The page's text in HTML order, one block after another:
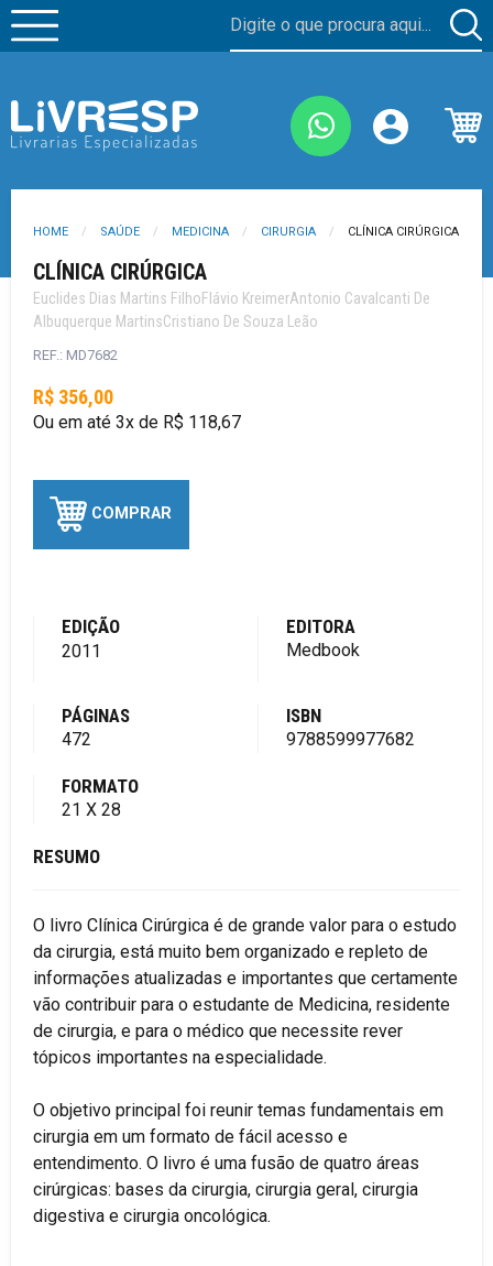
HOME SAÚDE MEDICINA CIRURGIA CLÍNICA CIRÚRGICA
CLÍNICA CIRÚRGICA
Euclides Dias Martins FilhoFlávio KreimerAntonio Cavalcanti De
Albuquerque MartinsCristiano De Souza Leão
REF.: MD7682
R$ 356,00
Ou em até 3x de R$ 118,67
COMPRAR
EDIÇÃO
2011
EDITORA
Medbook
PÁGINAS
472
ISBN
9788599977682
FORMATO
21 X 28
RESUMO
O livro Clínica Cirúrgica é de grande valor para o estudo
da cirurgia, está muito bem organizado e repleto de
informações atualizadas e importantes que certamente
vão contribuir para o estudante de Medicina, residente
de cirurgia, e para o médico que necessite rever
tópicos importantes na especialidade.
O objetivo principal foi reunir temas fundamentais em
cirurgia em um formato de fácil acesso e
entendimento. O livro é uma fusão de quatro áreas
cirúrgicas: bases da cirurgia, cirurgia geral, cirurgia
digestiva e cirurgia oncológica.